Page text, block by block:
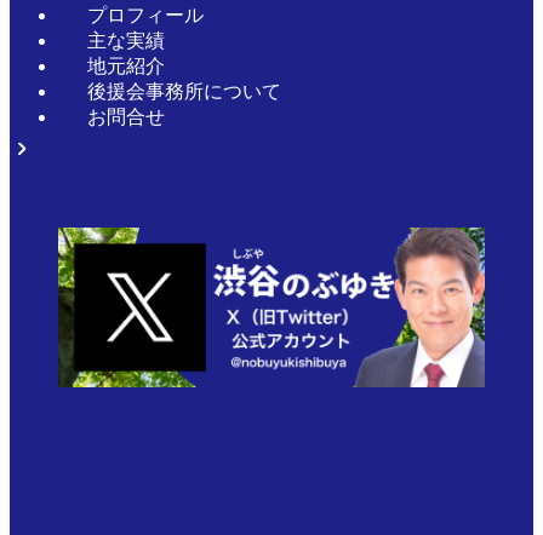
プロフィール
主な実績
地元紹介
後援会事務所について
お問合せ